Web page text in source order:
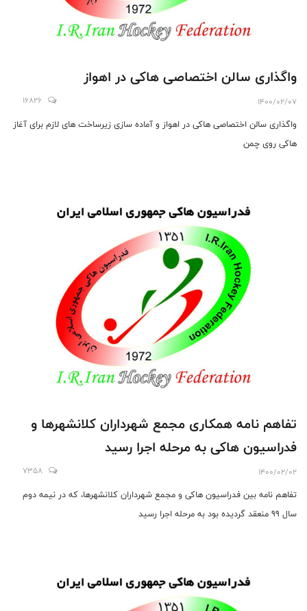
واگذاری سالن اختصاصی هاکی در اهواز
1400/02/07
16826
واگذاری سالن اختصاصی هاکی در اهواز و آماده سازی زیرساخت های لازم برای آغاز
هاکی روی چمن
تفاهم نامه همکاری مجمع شهرداران کلانشهرها و
فدراسیون هاکی به مرحله اجرا رسید
1400/02/02
7358
تفاهم نامه بین فدراسیون هاکی و مجمع شهرداران کلانشهرها، که در نیمه دوم
سال 99 منعقد گردیده بود به مرحله اجرا رسید